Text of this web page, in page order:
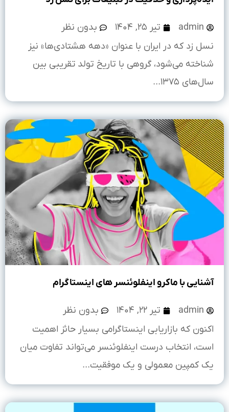
admin تیر ۲۵, ۱۴۰۴
بدون نظر
نسل زد که در ایران با عنوان «دهه هشتادی‌ها» نیز
شناخته می‌شود، گروهی با تاریخ تولد تقریبی بین
سال‌های ۱۳۷۵...
آشنایی با ماکرو اینفلوئنسر های اینستاگرام
admin تیر ۲۲, ۱۴۰۴
بدون نظر
اکنون که بازاریابی اینستاگرامی بسیار حائز اهمیت
است، انتخاب درست اینفلوئنسر می‌تواند تفاوت میان
یک کمپین معمولی و یک موفقیت...